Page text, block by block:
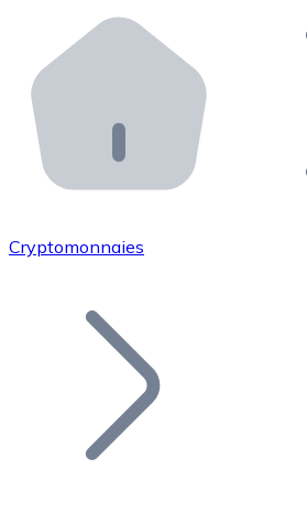
Distributeurs automatiques
Intégrez un ATM Bitnovo
API Bitnovo
Intégrez notre API dans votre
Rejoignez notre réseau de
Ajoutez le token de votre
Cryptomonnaies